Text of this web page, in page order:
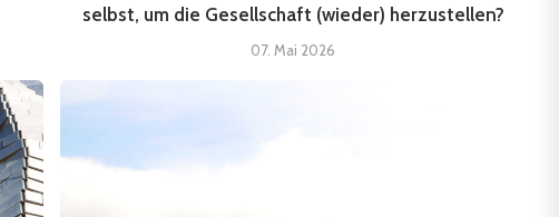
selbst, um die Gesellschaft (wieder) herzustellen?
07. Mai 2026